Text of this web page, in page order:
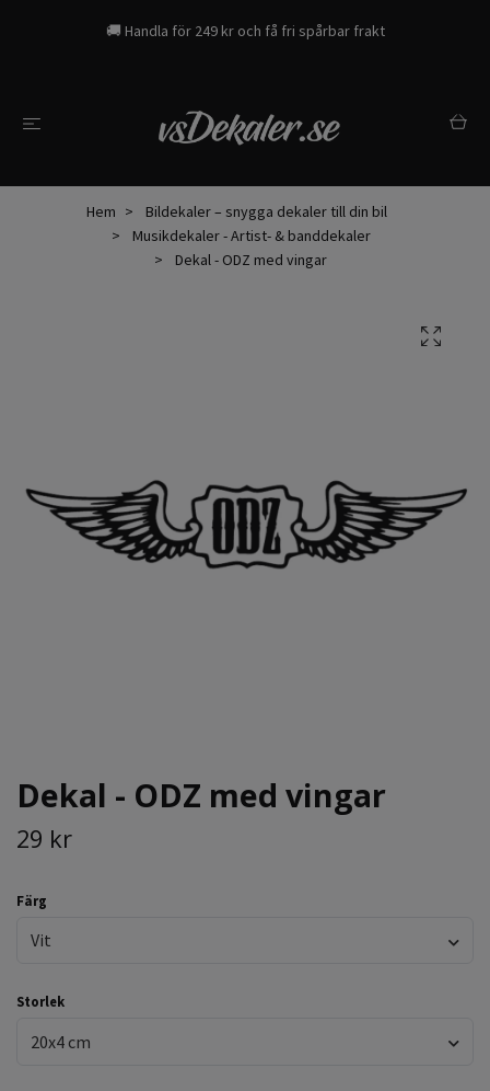
🚚 Handla för 249 kr och få fri spårbar frakt
Hem
Bildekaler – snygga dekaler till din bil
Musikdekaler - Artist- & banddekaler
Dekal - ODZ med vingar
Dekal - ODZ med vingar
29 kr
Färg
Vit
Storlek
20x4 cm